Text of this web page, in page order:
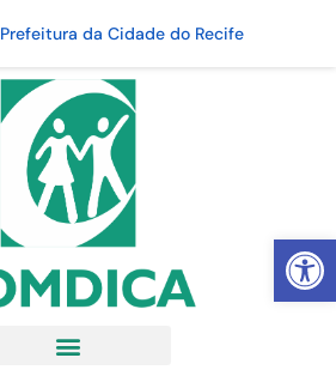
Abrir
Prefeitura da Cidade do Recife